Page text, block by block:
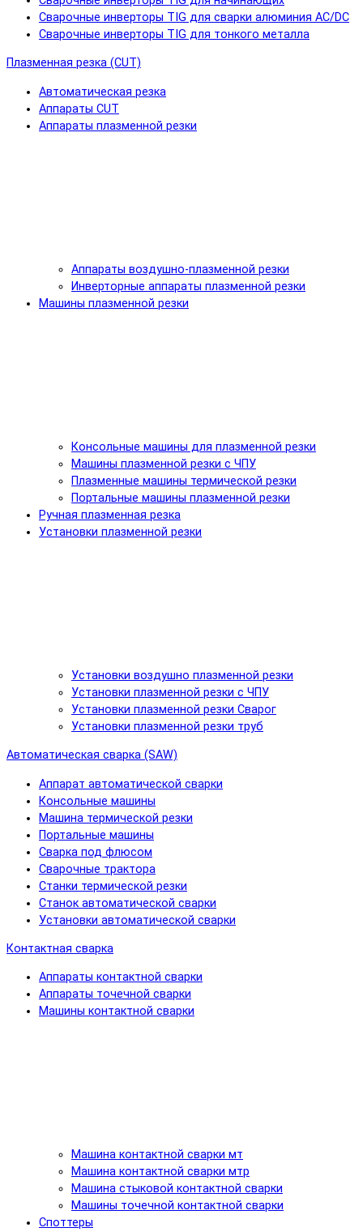
Сварочные инверторы TIG для сварки алюминия AC/DC
Сварочные инверторы TIG для тонкого металла
Плазменная резка (CUT)
Автоматическая резка
Аппараты CUT
Аппараты плазменной резки
Аппараты воздушно-плазменной резки
Инверторные аппараты плазменной резки
Машины плазменной резки
Консольные машины для плазменной резки
Машины плазменной резки с ЧПУ
Плазменные машины термической резки
Портальные машины плазменной резки
Ручная плазменная резка
Установки плазменной резки
Установки воздушно плазменной резки
Установки плазменной резки с ЧПУ
Установки плазменной резки Сварог
Установки плазменной резки труб
Автоматическая сварка (SAW)
Аппарат автоматической сварки
Консольные машины
Машина термической резки
Портальные машины
Сварка под флюсом
Сварочные трактора
Станки термической резки
Станок автоматической сварки
Установки автоматической сварки
Контактная сварка
Аппараты контактной сварки
Аппараты точечной сварки
Машины контактной сварки
Машина контактной сварки мт
Машина контактной сварки мтр
Машина стыковой контактной сварки
Машины точечной контактной сварки
Споттеры